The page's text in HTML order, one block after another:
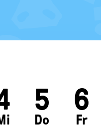
5
Do
6
Fr
left